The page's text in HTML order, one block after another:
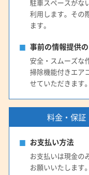
駐車スペースがな
利用します。その
ます。
事前の情報提供
安全・スムーズな
掃除機能付きエア
せていただきます。
料金・保証
お支払い方法
お支払いは現金の
お願いいたします。